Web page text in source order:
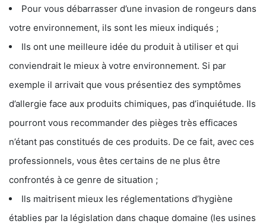
Pour vous débarrasser d’une invasion de rongeurs dans
votre environnement, ils sont les mieux indiqués ;
Ils ont une meilleure idée du produit à utiliser et qui
conviendrait le mieux à votre environnement. Si par
exemple il arrivait que vous présentiez des symptômes
d’allergie face aux produits chimiques, pas d’inquiétude. Ils
pourront vous recommander des pièges très efficaces
n’étant pas constitués de ces produits. De ce fait, avec ces
professionnels, vous êtes certains de ne plus être
confrontés à ce genre de situation ;
Ils maitrisent mieux les réglementations d’hygiène
établies par la législation dans chaque domaine (les usines